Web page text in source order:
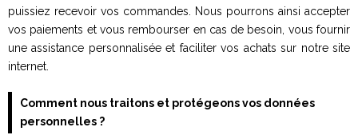
puissiez recevoir vos commandes. Nous pourrons ainsi accepter
vos paiements et vous rembourser en cas de besoin, vous fournir
une assistance personnalisée et faciliter vos achats sur notre site
internet.
Comment nous traitons et protégeons vos données
personnelles ?